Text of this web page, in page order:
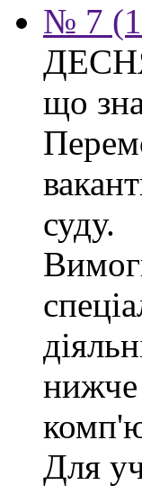
№ 7
що
суду.
нижче
Для